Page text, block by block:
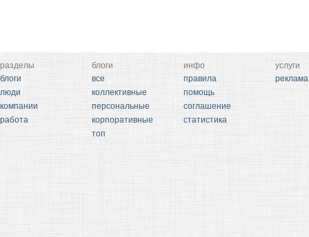
разделы
блоги
люди
компании
работа
блоги
все
коллективные
персональные
корпоративные
топ
инфо
правила
помощь
соглашение
статистика
услуги
реклама